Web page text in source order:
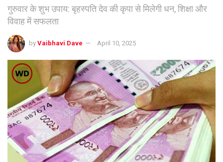
गुरुवार के शुभ उपाय: बृहस्पति देव की कृपा से मिलेगी धन, शिक्षा और
विवाह में सफलता
by Vaibhavi Dave April 10, 2025